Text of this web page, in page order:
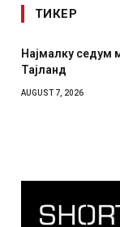
ТИКЕР
седум
7, 2026